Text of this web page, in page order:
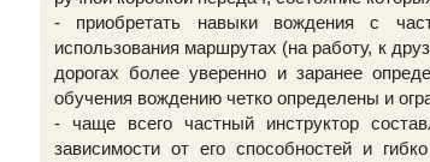
- приобретать навыки вождения с
использования маршрутах (на работу, к
дорогах более уверенно и заранее
обучения вождению четко определены и
- чаще всего частный инструктор
зависимости от его способностей и